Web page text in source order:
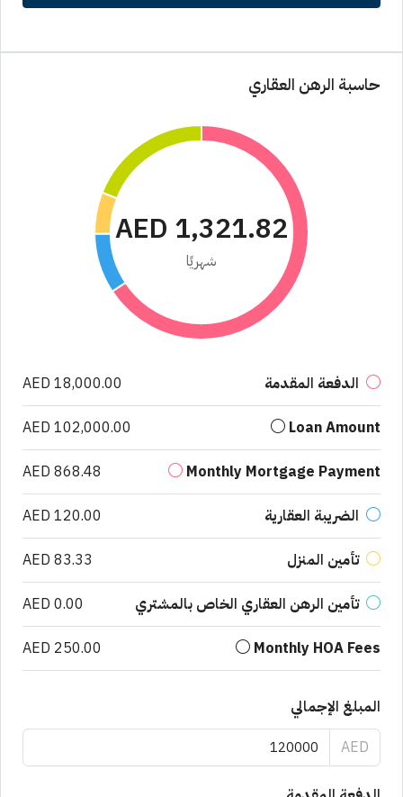
حاسبة الرهن العقاري
AED 1,321.82
شهريًا
الدفعة المقدمة AED 18,000.00
Loan Amount
AED 102,000.00
Monthly Mortgage Payment
AED 868.48
الضريبة العقارية AED 120.00
تأمين المنزل AED 83.33
تأمين الرهن العقاري الخاص بالمشتري AED 0.00
Monthly HOA Fees
AED 250.00
المبلغ الإجمالي
AED